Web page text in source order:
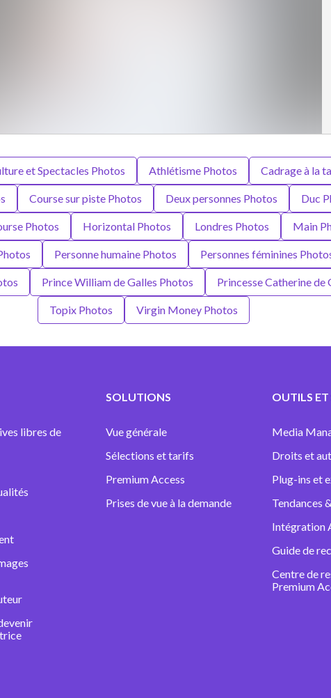
et Spectacles Photos Athlétisme Photos Cadrage à la
Course sur piste Photos Deux personnes Photos Duc
Photos Horizontal Photos Londres Photos Main
Personne humaine Photos Personnes féminines
Prince William de Galles Photos Princesse Catherine de
Topix Photos Virgin Money Photos
libres de
SOLUTIONS
Vue générale
Sélections et tarifs
Premium Access
Prises de vue à la demande
OUTILS ET
Media
Droits et
Plug-ins et
Tendances
Intégration
Guide de
Centre de
Premium